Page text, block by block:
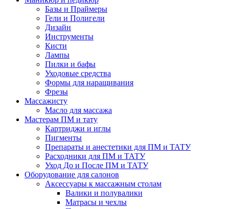
Базы и Праймеры
Гели и Полигели
Дизайн
Инструменты
Кисти
Лампы
Пилки и бафы
Уходовые средства
Формы для наращивания
Фрезы
Массажисту
Масло для массажа
Мастерам ПМ и тату
Картриджи и иглы
Пигменты
Препараты и анестетики для ПМ и ТАТУ
Расходники для ПМ и ТАТУ
Уход До и После ПМ и ТАТУ
Оборудование для салонов
Аксессуары к массажным столам
Валики и полувалики
Матрасы и чехлы